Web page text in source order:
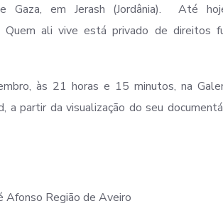
Gaza, em Jerash (Jordânia). Até
Quem ali vive está privado de direitos
às 21 horas e 15 minutos, na
a partir da visualização do seu
Afonso Região de Aveiro